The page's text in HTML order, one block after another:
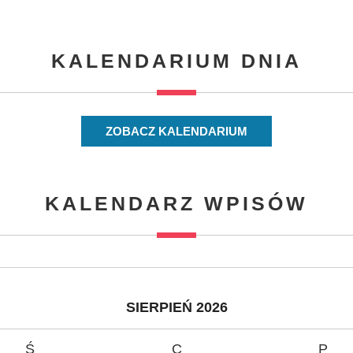
KALENDARIUM DNIA
ZOBACZ KALENDARIUM
KALENDARZ WPISÓW
SIERPIEŃ 2026
Ś C P